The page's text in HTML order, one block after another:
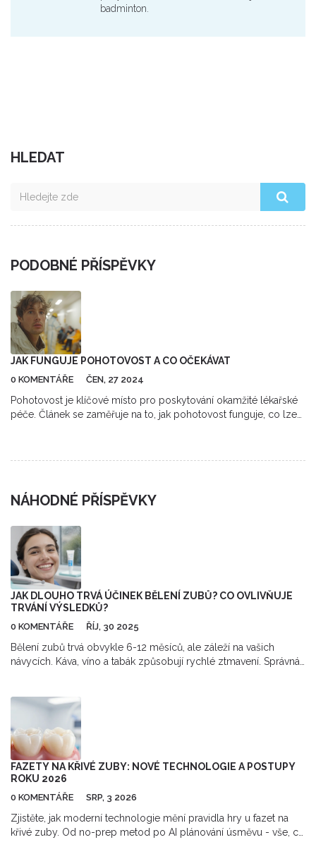
badminton.
HLEDAT
PODOBNÉ PŘÍSPĚVKY
JAK FUNGUJE POHOTOVOST A CO OČEKÁVAT
0 KOMENTÁŘE ČEN, 27 2024
Pohotovost je klíčové místo pro poskytování okamžité lékařské
péče. Článek se zaměřuje na to, jak pohotovost funguje, co lze
NÁHODNÉ PŘÍSPĚVKY
JAK DLOUHO TRVÁ ÚČINEK BĚLENÍ ZUBŮ? CO OVLIVŇUJE
TRVÁNÍ VÝSLEDKŮ?
0 KOMENTÁŘE ŘÍJ, 30 2025
Bělení zubů trvá obvykle 6-12 měsíců, ale záleží na vašich
návycích. Káva, víno a tabák způsobují rychlé ztmavení. Správná
FAZETY NA KŘIVÉ ZUBY: NOVÉ TECHNOLOGIE A POSTUPY
ROKU 2026
0 KOMENTÁŘE SRP, 3 2026
Zjistěte, jak moderní technologie mění pravidla hry u fazet na
křivé zuby. Od no-prep metod po AI plánování úsměvu - vše, co